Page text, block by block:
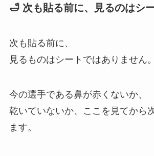
🛁 次も貼る前に、見るのはシ
次も貼る前に、
見るものはシートではありません。
今の選手である鼻が赤くないか、
乾いていないか、ここを見てから
ます。